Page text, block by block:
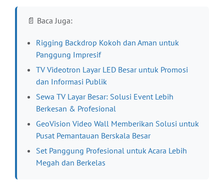
📄 Baca Juga:
Rigging Backdrop Kokoh dan Aman untuk
Panggung Impresif
TV Videotron Layar LED Besar untuk Promosi
dan Informasi Publik
Sewa TV Layar Besar: Solusi Event Lebih
Berkesan & Profesional
GeoVision Video Wall Memberikan Solusi untuk
Pusat Pemantauan Berskala Besar
Set Panggung Profesional untuk Acara Lebih
Megah dan Berkelas